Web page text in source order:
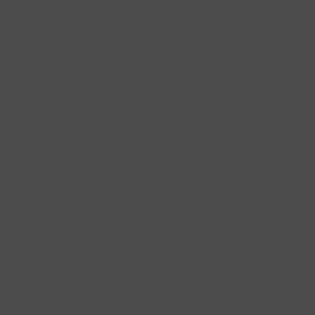
Twoje wnętrze i nada mu
zapewnia trwałość i łatwy montaż